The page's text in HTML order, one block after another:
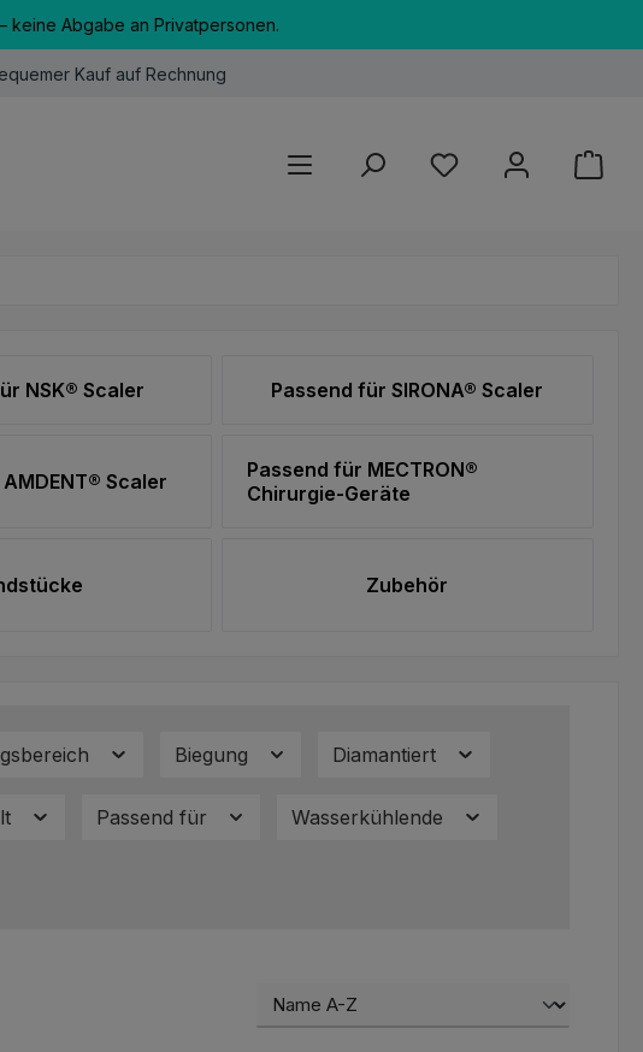
keine Abgabe an Privatpersonen.
Kauf auf Rechnung
Du hast 0 Produkte
NSK® Scaler Passend für SIRONA® Scaler
Scaler
Passend für MECTRON®
Chirurgie-Geräte
Zubehör
Biegung Diamantiert
Passend für Wasserkühlende